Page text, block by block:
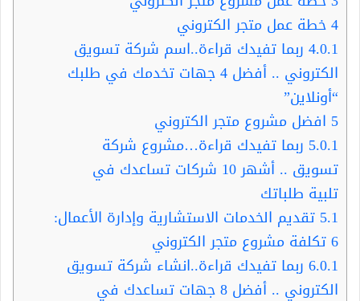
4خطة عمل متجر الكتروني
4.0.1 ربما تفيدك قراءة..اسم شركة تسويق
الكتروني .. أفضل 4 جهات تخدمك في طلبك
“أونلاين”
5 افضل مشروع متجر الكتروني
5.0.1 ربما تفيدك قراءة…مشروع شركة
تسويق .. أشهر 10 شركات تساعدك في
تلبية طلباتك
5.1 تقديم الخدمات الاستشارية وإدارة الأعمال:
6تكلفة مشروع متجر الكتروني
6.0.1 ربما تفيدك قراءة..انشاء شركة تسويق
الكتروني .. أفضل 8 جهات تساعدك في